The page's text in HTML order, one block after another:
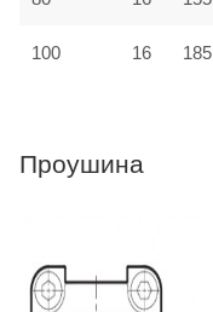
100
16 185
Проушина